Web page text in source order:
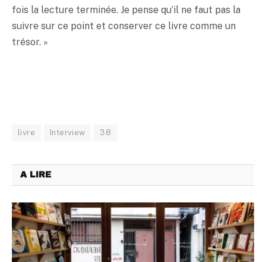
fois la lecture terminée. Je pense qu’il ne faut pas la
suivre sur ce point et conserver ce livre comme un
trésor. »
livre Interview 38
A LIRE